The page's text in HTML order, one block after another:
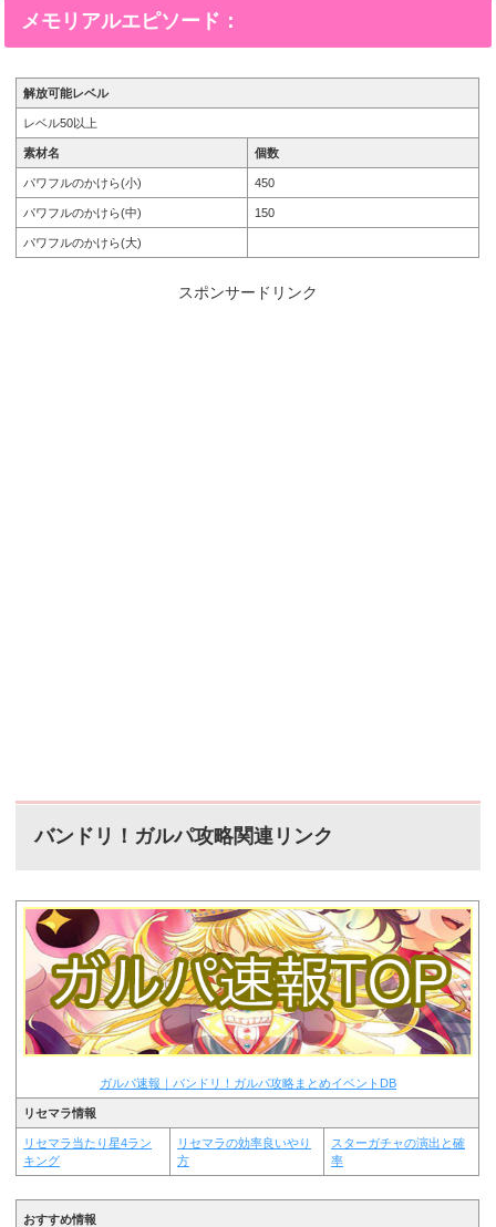
メモリアルエピソード：
解放可能レベル
レベル50以上
素材名 個数
パワフルのかけら(小) 450
パワフルのかけら(中) 150
パワフルのかけら(大)
スポンサードリンク
バンドリ！ガルパ攻略関連リンク
ガルパ速報｜バンドリ！ガルパ攻略まとめイベントDB
リセマラ情報
リセマラ当たり星4ラン
キング
リセマラの効率良いやり
方
スターガチャの演出と確
率
おすすめ情報